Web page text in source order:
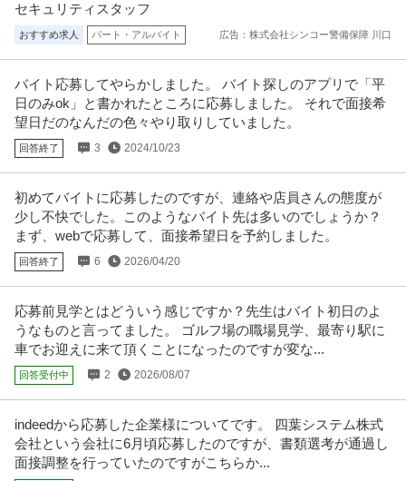
セキュリティスタッフ
おすすめ求人 パート・アルバイト 広告：株式会社シンコー警備保障 川口
バイト応募してやらかしました。 バイト探しのアプリで「平
日のみok」と書かれたところに応募しました。 それで面接希
望日だのなんだの色々やり取りしていました。
回答終了 3 2024/10/23
初めてバイトに応募したのですが、連絡や店員さんの態度が
少し不快でした。このようなバイト先は多いのでしょうか？
まず、webで応募して、面接希望日を予約しました。
回答終了 6 2026/04/20
応募前見学とはどういう感じですか？先生はバイト初日のよ
うなものと言ってました。 ゴルフ場の職場見学、最寄り駅に
車でお迎えに来て頂くことになったのですが変な...
回答受付中 2 2026/08/07
indeedから応募した企業様についてです。 四葉システム株式
会社という会社に6月頃応募したのですが、書類選考が通過し
面接調整を行っていたのですがこちらか...